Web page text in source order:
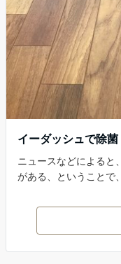
イーダッシュで
ニュースなどによると
がある、ということで